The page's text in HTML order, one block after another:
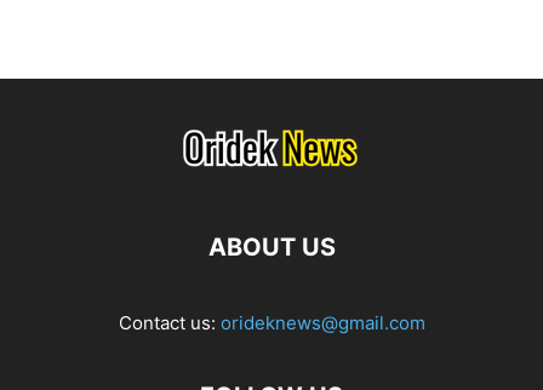
ABOUT US
Contact us: orideknews@gmail.com